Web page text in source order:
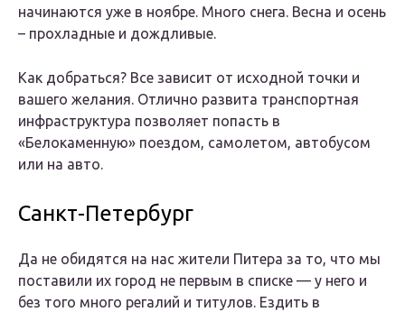
начинаются уже в ноябре. Много снега. Весна и осень
– прохладные и дождливые.
Как добраться? Все зависит от исходной точки и
вашего желания. Отлично развита транспортная
инфраструктура позволяет попасть в
«Белокаменную» поездом, самолетом, автобусом
или на авто.
Санкт-Петербург
Да не обидятся на нас жители Питера за то, что мы
поставили их город не первым в списке — у него и
без того много регалий и титулов. Ездить в